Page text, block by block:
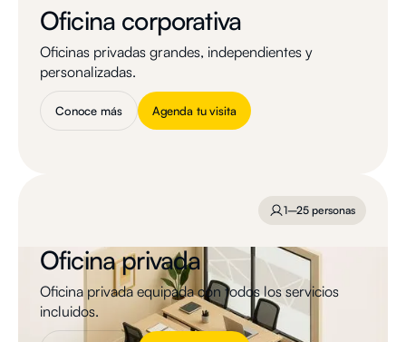
Oficina corporativa
Oficinas privadas grandes, independientes y
personalizadas.
Conoce más Agenda tu visita
1–25 personas
Oficina privada
Oficina privada equipada con todos los servicios
incluidos.